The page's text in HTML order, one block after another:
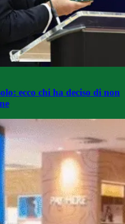
ecco chi ha deciso di non